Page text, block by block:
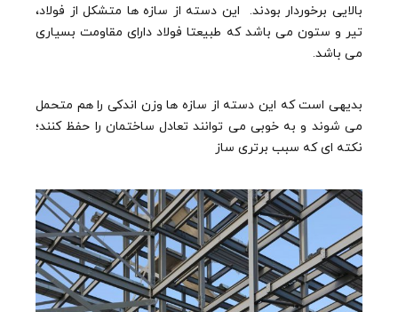
بالایی برخوردار بودند. این دسته از سازه ها متشکل از فولاد،
تیر و ستون می باشد که طبیعتا فولاد دارای مقاومت بسیاری
می باشد.
بدیهی است که این دسته از سازه ها وزن اندکی را هم متحمل
می شوند و به خوبی می توانند تعادل ساختمان را حفظ کنند؛
نکته ای که سبب برتری ساز